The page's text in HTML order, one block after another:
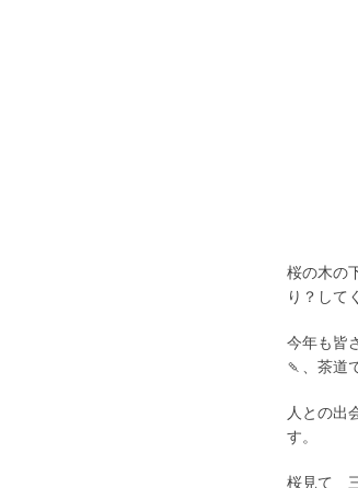
桜の木の
り？して
今年も皆
🍡、茶道
人との出
す。
桜見て